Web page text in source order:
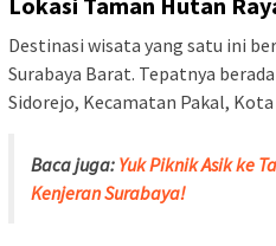
Destinasi wisata yang satu ini
Surabaya Barat. Tepatnya
Sidorejo, Kecamatan Pakal,
Baca juga: Yuk Piknik Asik ke
Kenjeran Surabaya!